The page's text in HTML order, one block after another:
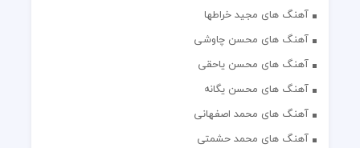
آهنگ های مجید خراطها
آهنگ های محسن چاوشی
آهنگ های محسن یاحقی
آهنگ های محسن یگانه
آهنگ های محمد اصفهانی
آهنگ های محمد حشمتی